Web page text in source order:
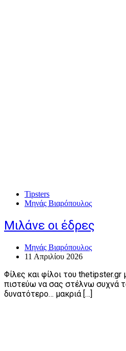
Tipsters
Μηνάς Βιαρόπουλος
Μιλάνε οι έδρες
Μηνάς Βιαρόπουλος
11 Απριλίου 2026
Φίλες και φίλοι του
πιστεύω να σας στέλνω συχνά
δυνατότερο… μακριά […]